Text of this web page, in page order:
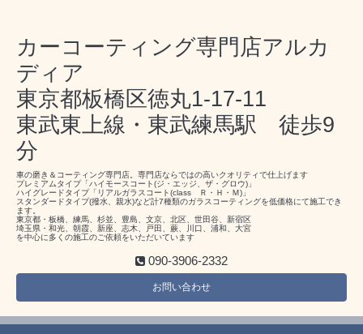
カーコーティング専門店アルカ
ディア
東京都板橋区徳丸1-17-11
東武東上線・東武練馬駅 徒歩9
分
車の磨き＆コーティング専門店。専門店ならではの高いクオリティで仕上げます
プレミアムタイプ「ハイモースコート(ジ・エッジ、ザ・グロウ)」
ハイグレードタイプ「リアルガラスコート(class Ｒ・Ｈ・Ｍ)」
スタンダードタイプ(撥水、親水)など計7種類のガラスコーティングを低価格にて施工でき
ます。
東京都・板橋、練馬、杉並、豊島、文京、北区、世田谷、新宿区
埼玉県・和光、朝霞、新座、志木、戸田、蕨、川口、浦和、大宮
を中心に多くの施工のご依頼をいただいています
090-3906-2332
お問い合わせ